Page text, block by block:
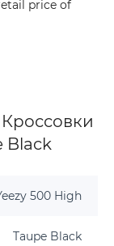
price of
Black
500 High
Taupe Black